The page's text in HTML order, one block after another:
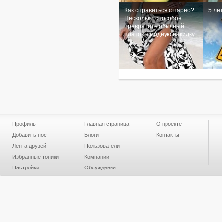
Как справиться с парео?
Несколько способов
превратить обычный
платок в модную накидку
5
Профиль
Добавить пост
Лента друзей
Избранные топики
Настройки
Главная страница
Блоги
Пользователи
Компании
Обсуждения
О проекте
Контакты